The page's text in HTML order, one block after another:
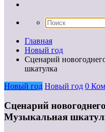
Главная
Новый год
Сценарий
шкатулка
Новый год Новый год 0
Сценарий
Музыкальная